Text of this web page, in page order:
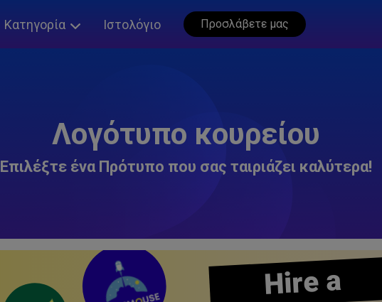
Κατηγορία Ιστολόγιο Προσλάβετε μας
Λογότυπο κουρείου
Επιλέξτε ένα Πρότυπο που σας ταιριάζει καλύτερα!
Hire a